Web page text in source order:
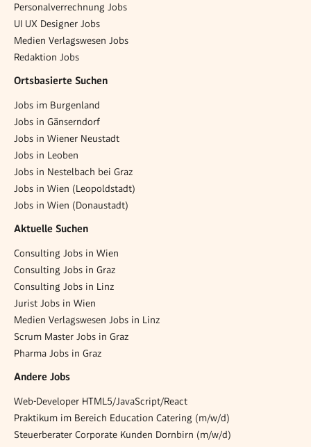
Personalverrechnung Jobs
UI UX Designer Jobs
Medien Verlagswesen Jobs
Redaktion Jobs
Ortsbasierte Suchen
Jobs im Burgenland
Jobs in Gänserndorf
Jobs in Wiener Neustadt
Jobs in Leoben
Jobs in Nestelbach bei Graz
Jobs in Wien (Leopoldstadt)
Jobs in Wien (Donaustadt)
Aktuelle Suchen
Consulting Jobs in Wien
Consulting Jobs in Graz
Consulting Jobs in Linz
Jurist Jobs in Wien
Medien Verlagswesen Jobs in Linz
Scrum Master Jobs in Graz
Pharma Jobs in Graz
Andere Jobs
Web-Developer HTML5/JavaScript/React
Praktikum im Bereich Education Catering (m/w/d)
Steuerberater Corporate Kunden Dornbirn (m/w/d)